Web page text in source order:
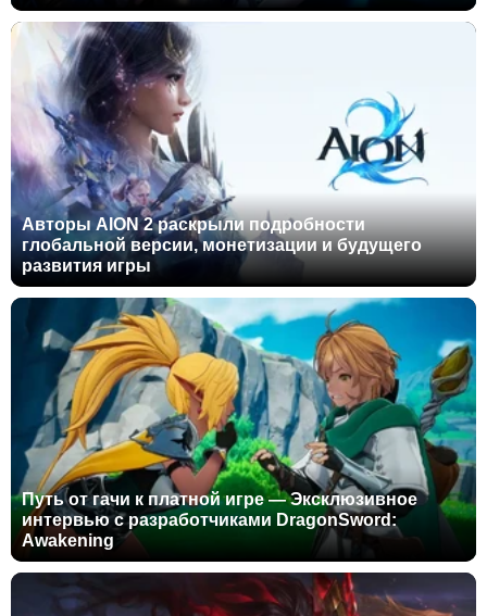
Авторы AION 2 раскрыли подробности
глобальной версии, монетизации и будущего
развития игры
Путь от гачи к платной игре — Эксклюзивное
интервью с разработчиками DragonSword:
Awakening